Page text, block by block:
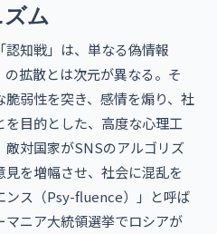
ム
知戦」は、単なる偽情報
の拡散とは次元が異なる。そ
弱性を突き、感情を煽り、社
を目的とした、高度な心理工
敵対国家がSNSのアルゴリズ
を増幅させ、社会に混乱を
ンス（Psy-fluence）」と呼ば
マニア大統領選挙でロシアが